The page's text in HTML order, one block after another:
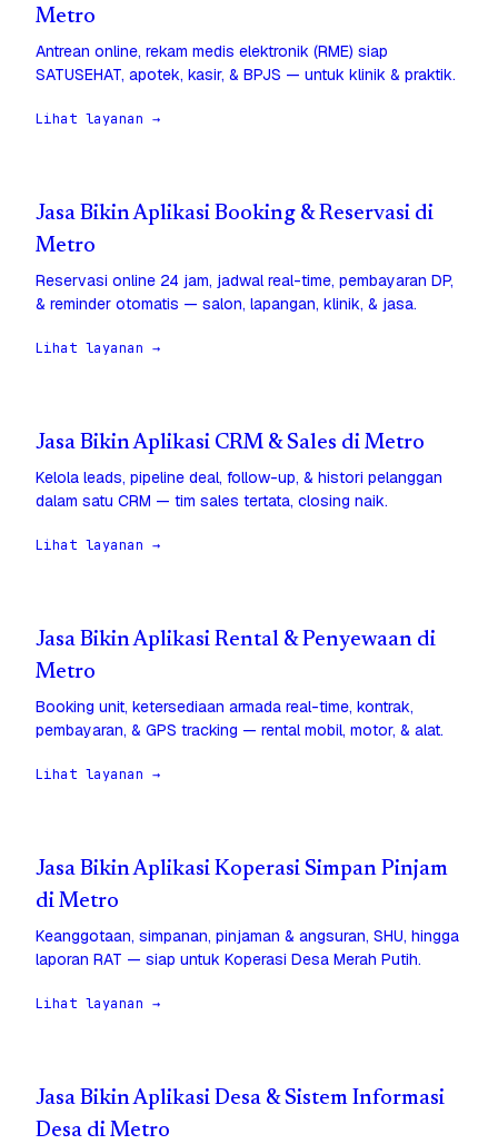
Metro
Antrean online, rekam medis elektronik (RME) siap
SATUSEHAT, apotek, kasir, & BPJS — untuk klinik & praktik.
Lihat layanan →
Jasa Bikin Aplikasi Booking & Reservasi di
Metro
Reservasi online 24 jam, jadwal real-time, pembayaran DP,
& reminder otomatis — salon, lapangan, klinik, & jasa.
Lihat layanan →
Jasa Bikin Aplikasi CRM & Sales di Metro
Kelola leads, pipeline deal, follow-up, & histori pelanggan
dalam satu CRM — tim sales tertata, closing naik.
Lihat layanan →
Jasa Bikin Aplikasi Rental & Penyewaan di
Metro
Booking unit, ketersediaan armada real-time, kontrak,
pembayaran, & GPS tracking — rental mobil, motor, & alat.
Lihat layanan →
Jasa Bikin Aplikasi Koperasi Simpan Pinjam
di Metro
Keanggotaan, simpanan, pinjaman & angsuran, SHU, hingga
laporan RAT — siap untuk Koperasi Desa Merah Putih.
Lihat layanan →
Jasa Bikin Aplikasi Desa & Sistem Informasi
Desa di Metro